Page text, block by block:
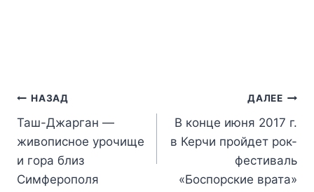
Навигация
по
записям
НАЗАД
Таш-Джарган —
живописное урочище
и гора близ
Симферополя
ДАЛЕЕ
В конце июня 2017 г.
в Керчи пройдет рок-
фестиваль
«Боспорские врата»